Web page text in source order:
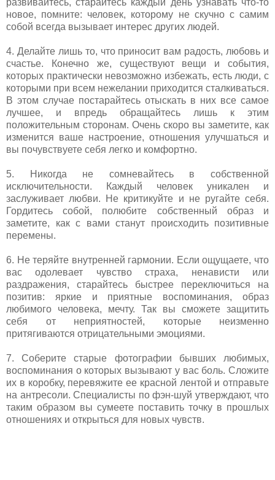
новое, помните: человек, которому не скучно с самим
собой всегда вызывает интерес других людей.
4. Делайте лишь то, что приносит вам радость, любовь и
счастье. Конечно же, существуют вещи и события,
которых практически невозможно избежать, есть люди, с
которыми при всем нежелании приходится сталкиваться.
В этом случае постарайтесь отыскать в них все самое
лучшее, и впредь обращайтесь лишь к этим
положительным сторонам. Очень скоро вы заметите, как
изменится ваше настроение, отношения улучшаться и
вы почувствуете себя легко и комфортно.
5. Никогда не сомневайтесь в собственной
исключительности. Каждый человек уникален и
заслуживает любви. Не критикуйте и не ругайте себя.
Гордитесь собой, полюбите собственный образ и
заметите, как с вами станут происходить позитивные
перемены.
6. Не теряйте внутренней гармонии. Если ощущаете, что
вас одолевает чувство страха, ненависти или
раздражения, старайтесь быстрее переключиться на
позитив: яркие и приятные воспоминания, образ
любимого человека, мечту. Так вы сможете защитить
себя от неприятностей, которые неизменно
притягиваются отрицательными эмоциями.
7. Соберите старые фотографии бывших любимых,
воспоминания о которых вызывают у вас боль. Сложите
их в коробку, перевяжите ее красной лентой и отправьте
на антресоли. Специалисты по фэн-шуй утверждают, что
таким образом вы сумеете поставить точку в прошлых
отношениях и открыться для новых чувств.